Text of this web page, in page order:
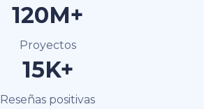
120M+
Proyectos
15K+
Reseñas positivas